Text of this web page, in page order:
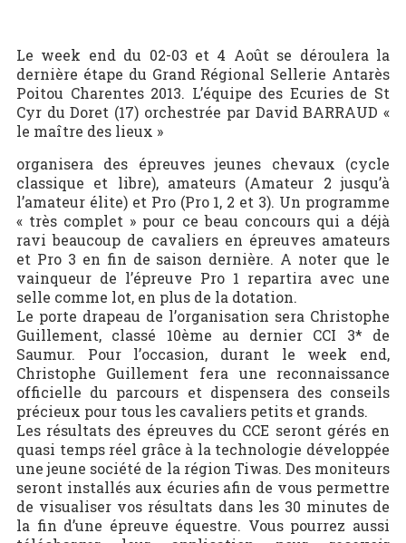
Le week end du 02-03 et 4 Août se déroulera la
dernière étape du Grand Régional Sellerie Antarès
Poitou Charentes 2013. L’équipe des Ecuries de St
Cyr du Doret (17) orchestrée par David BARRAUD «
le maître des lieux »
organisera des épreuves jeunes chevaux (cycle
classique et libre), amateurs (Amateur 2 jusqu’à
l’amateur élite) et Pro (Pro 1, 2 et 3). Un programme
« très complet » pour ce beau concours qui a déjà
ravi beaucoup de cavaliers en épreuves amateurs
et Pro 3 en fin de saison dernière. A noter que le
vainqueur de l’épreuve Pro 1 repartira avec une
selle comme lot, en plus de la dotation.
Le porte drapeau de l’organisation sera Christophe
Guillement, classé 10ème au dernier CCI 3* de
Saumur. Pour l’occasion, durant le week end,
Christophe Guillement fera une reconnaissance
officielle du parcours et dispensera des conseils
précieux pour tous les cavaliers petits et grands.
Les résultats des épreuves du CCE seront gérés en
quasi temps réel grâce à la technologie développée
une jeune société de la région Tiwas. Des moniteurs
seront installés aux écuries afin de vous permettre
de visualiser vos résultats dans les 30 minutes de
la fin d’une épreuve équestre. Vous pourrez aussi